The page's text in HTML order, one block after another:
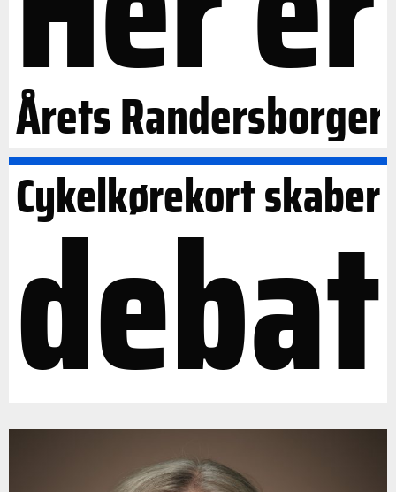
Årets Randersborger
Cykelkørekort skaber
debat